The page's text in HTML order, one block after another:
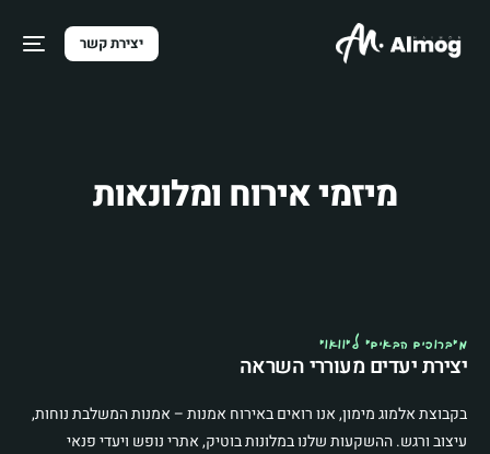
יצירת קשר
מיזמי אירוח ומלונאות
מ"ברוכים הבאים" ל"וואו"
יצירת יעדים מעוררי השראה
בקבוצת אלמוג מימון, אנו רואים באירוח אמנות – אמנות המשלבת נוחות,
עיצוב ורגש. ההשקעות שלנו במלונות בוטיק, אתרי נופש ויעדי פנאי